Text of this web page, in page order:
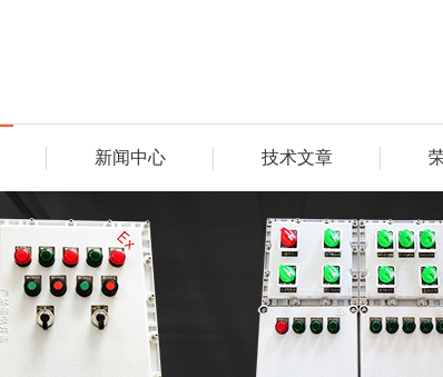
新闻中心 技术文章